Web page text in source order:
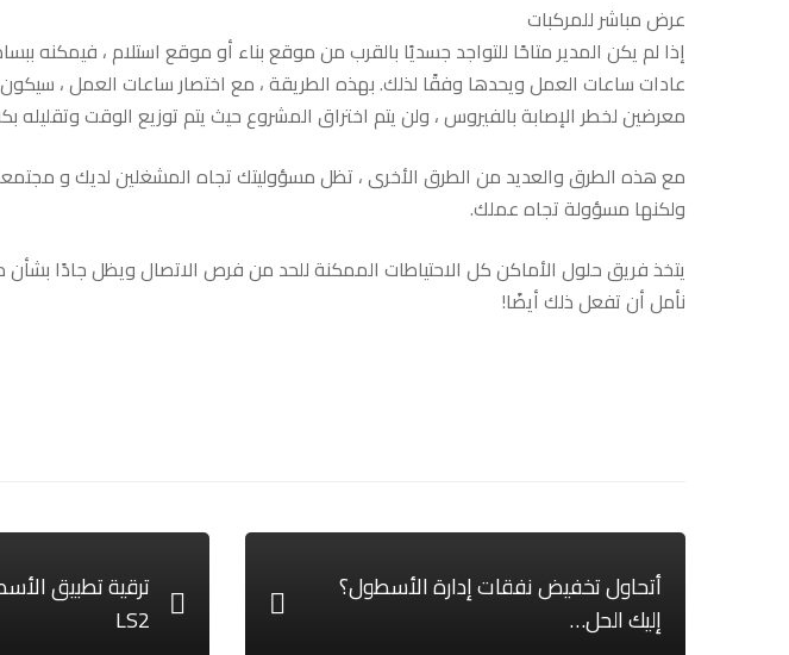
عرض مباشر للمركبات
إذا لم يكن المدير متاحًا للتواجد جسديًا بالقرب من موقع بناء أو موقع استلام ، فيمكنه
عادات ساعات العمل ويحدها وفقًا لذلك. بهذه الطريقة ، مع اختصار ساعات العمل ،
معرضين لخطر الإصابة بالفيروس ، ولن يتم اختراق المشروع حيث يتم توزيع الوقت وتقليله
مع هذه الطرق والعديد من الطرق الأخرى ، تظل مسؤوليتك تجاه المشغلين لديك و
ولكنها مسؤولة تجاه عملك.
يتخذ فريق حلول الأماكن كل الاحتياطات الممكنة للحد من فرص الاتصال ويظل جادًا بشأن
نأمل أن تفعل ذلك أيضًا!
أتحاول تخفيض نفقات إدارة الأسطول؟
إليك الحل…
ترقية تطبيق
LS2